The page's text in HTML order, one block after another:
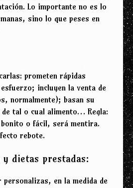
Lo importante no es lo
sino lo que peses en
prometen rápidas
incluyen la venta de
normalmente); basan su
tal o cual alimento… Regla:
o fácil, será mentira.
rebote.
y dietas prestadas:
personalizas, en la medida de